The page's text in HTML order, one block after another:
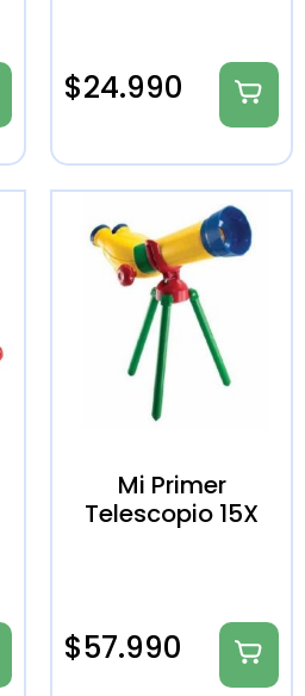
$24.990
Mi Primer
Telescopio 15X
$57.990